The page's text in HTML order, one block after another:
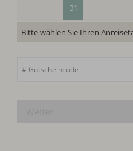
31
Bitte wählen Sie Ihren